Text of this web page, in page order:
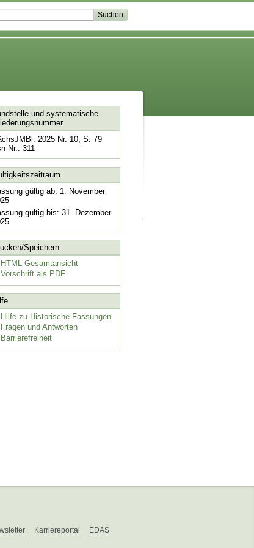
und systematische
2025 Nr. 10, S. 79
Nr.: 311
gültig ab: 1. November
gültig bis: 31. Dezember
Speichern
HTML-Gesamtansicht
Vorschrift als PDF
Hilfe zu Historische Fassungen
Fragen und Antworten
Barrierefreiheit
Karriereportal EDAS